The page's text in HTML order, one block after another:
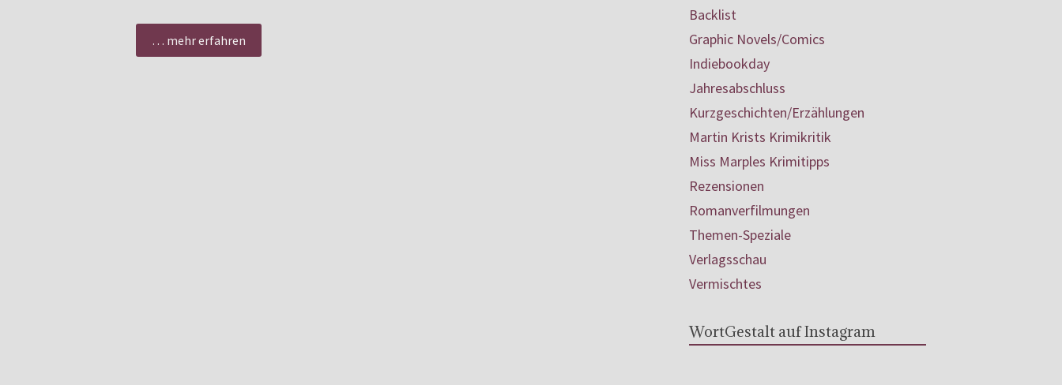
… mehr erfahren
Backlist
Graphic Novels/Comics
Indiebookday
Jahresabschluss
Kurzgeschichten/Erzählungen
Martin Krists Krimikritik
Miss Marples Krimitipps
Rezensionen
Romanverfilmungen
Themen-Speziale
Verlagsschau
Vermischtes
WortGestalt auf Instagram